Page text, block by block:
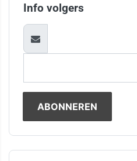
Info volgers